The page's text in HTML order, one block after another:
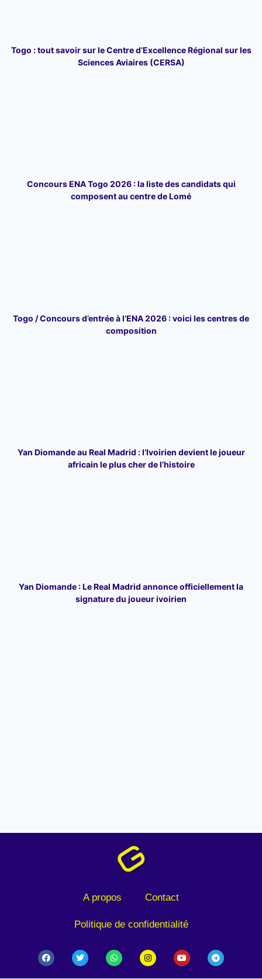
Togo : tout savoir sur le Centre d’Excellence Régional sur les
Sciences Aviaires (CERSA)
Concours ENA Togo 2026 : la liste des candidats qui
composent au centre de Lomé
Togo / Concours d’entrée à l’ENA 2026 : voici les centres de
composition
Yan Diomande au Real Madrid : l’Ivoirien devient le joueur
africain le plus cher de l’histoire
Yan Diomande : Le Real Madrid annonce officiellement la
signature du joueur ivoirien
A propos Contact
Politique de confidentialité